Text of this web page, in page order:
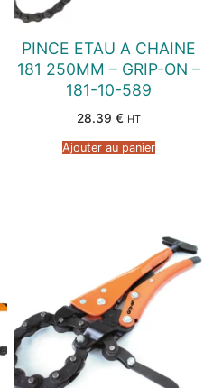
PINCE ETAU A CHAINE
181 250MM – GRIP-ON –
181-10-589
28.39 € HT
Ajouter au panier